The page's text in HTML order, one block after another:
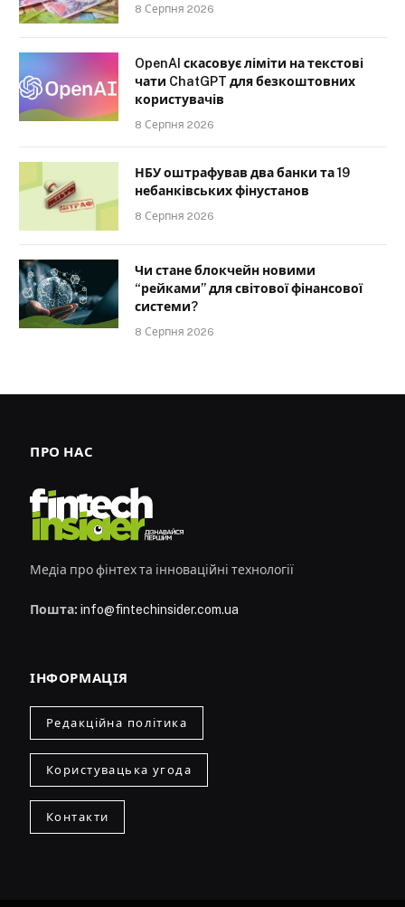
8 Серпня 2026
OpenAI скасовує ліміти на текстові
чати ChatGPT для безкоштовних
користувачів
8 Серпня 2026
НБУ оштрафував два банки та 19
небанківських фінустанов
8 Серпня 2026
Чи стане блокчейн новими
“рейками” для світової фінансової
системи?
8 Серпня 2026
ПРО НАС
Медіа про фінтех та інноваційні технології
Пошта: info@fintechinsider.com.ua
ІНФОРМАЦІЯ
Редакційна політика
Користувацька угода
Контакти